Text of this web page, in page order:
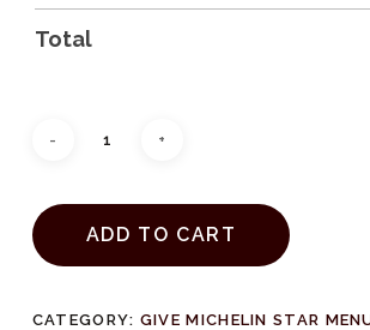
Total
ADD TO CART
CATEGORY: GIVE MICHELIN STAR